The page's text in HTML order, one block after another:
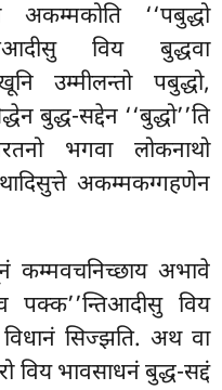
अकम्मकोति ‘‘पबुद्धो
विय बुद्धवा
उम्मीलन्तो पबुद्धो,
बुद्ध-सद्देन ‘‘बुद्धो’’ति
भगवा लोकनाथो
अकम्मकग्गहणेन
कम्मवचनिच्छाय अभावे
विय
सिज्झति. अथ वा
विय भावसाधनं बुद्ध-सद्दं